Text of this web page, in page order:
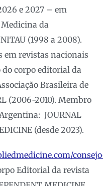
e 2027 – em
da
(1998 a 2008).
revistas nacionais
corpo editorial da
Brasileira de
(2006-2010). Membro
JOURNAL
(desde 2023).
Editorial da revista